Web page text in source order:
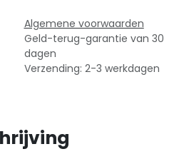
Algemene voorwaarden
Geld-terug-garantie van 30
dagen
Verzending: 2-3 werkdagen